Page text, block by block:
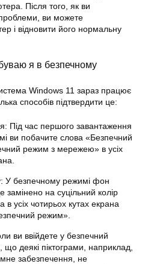
Після того, як ви
ви можете
і відновити його нормальну
я в безпечному
Windows 11 зараз працює
способів підтвердити це:
Під час першого завантаження
ви побачите слова «Безпечний
режим з мережею» в усіх
У безпечному режимі фон
замінено на суцільний колір
в усіх чотирьох кутах екрана
режим».
ви ввійдете у безпечний
деякі піктограми, наприклад,
забезпечення, не